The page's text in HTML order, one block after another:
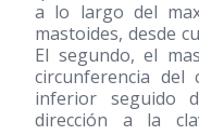
a lo largo del
mastoides, desde
El segundo, el
circunferencia
inferior seguido
dirección a la